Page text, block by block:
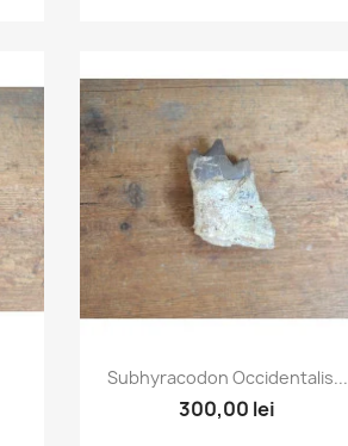
Vizualizare rapida
Subhyracodon Occidentalis...
300,00 lei